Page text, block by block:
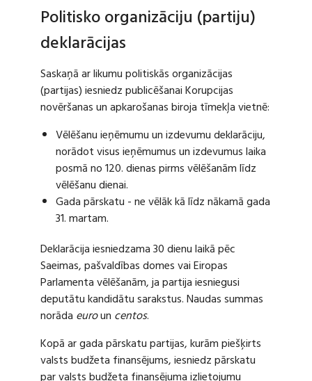
Politisko organizāciju (partiju)
deklarācijas
Saskaņā ar likumu politiskās organizācijas
(partijas) iesniedz publicēšanai Korupcijas
novēršanas un apkarošanas biroja tīmekļa vietnē:
Vēlēšanu ieņēmumu un izdevumu deklarāciju,
norādot visus ieņēmumus un izdevumus laika
posmā no 120. dienas pirms vēlēšanām līdz
vēlēšanu dienai.
Gada pārskatu - ne vēlāk kā līdz nākamā gada
31. martam.
Deklarācija iesniedzama 30 dienu laikā pēc
Saeimas, pašvaldības domes vai Eiropas
Parlamenta vēlēšanām, ja partija iesniegusi
deputātu kandidātu sarakstus. Naudas summas
norāda euroun centos.
Kopā ar gada pārskatu partijas, kurām piešķirts
valsts budžeta finansējums, iesniedz pārskatu
par valsts budžeta finansējuma izlietojumu